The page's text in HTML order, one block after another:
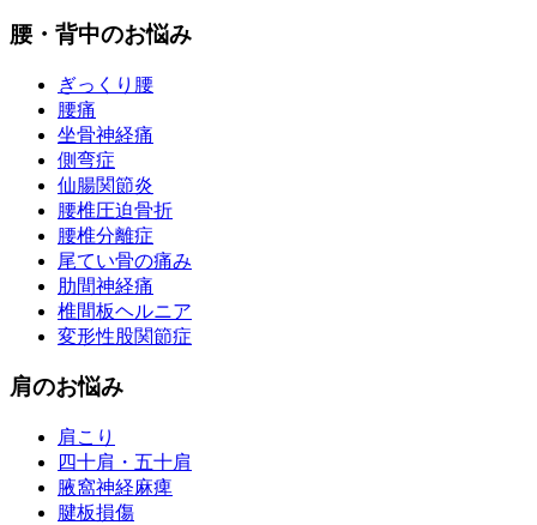
腰・背中のお悩み
ぎっくり腰
腰痛
坐骨神経痛
側弯症
仙腸関節炎
腰椎圧迫骨折
腰椎分離症
尾てい骨の痛み
肋間神経痛
椎間板ヘルニア
変形性股関節症
肩のお悩み
肩こり
四十肩・五十肩
腋窩神経麻痺
腱板損傷